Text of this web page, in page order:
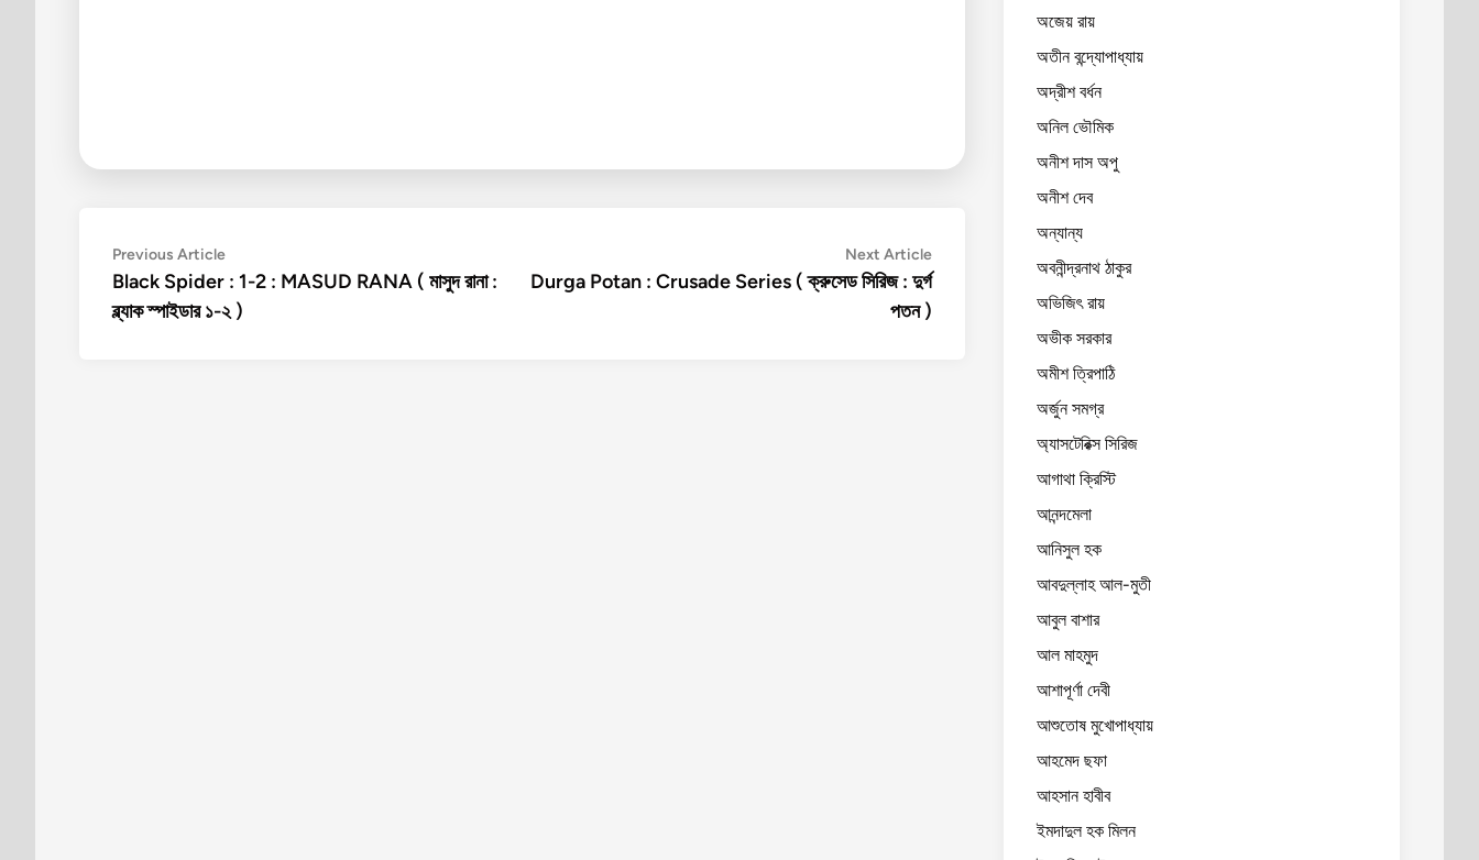
Post
navigation
Previous ArticlePrevious
article:
Black Spider : 1-2 : MASUD RANA ( মাসুদ রানা :
ব্ল্যাক স্পাইডার ১-২ )
Next ArticleNext
article:
Durga Potan : Crusade Series ( ক্রুসেড সিরিজ : দুর্গ
পতন )
অজেয় রায়
অতীন বন্দ্যোপাধ্যায়
অদ্রীশ বর্ধন
অনিল ভৌমিক
অনীশ দাস অপু
অনীশ দেব
অন্যান্য
অবনীন্দ্রনাথ ঠাকুর
অভিজিৎ রায়
অভীক সরকার
অমীশ ত্রিপাঠি
অর্জুন সমগ্র
অ্যাসটেরিক্স সিরিজ
আগাথা ক্রিস্টি
আনন্দমেলা
আনিসুল হক
আবদুল্লাহ আল-মুতী
আবুল বাশার
আল মাহমুদ
আশাপূর্ণা দেবী
আশুতোষ মুখোপাধ্যায়
আহমেদ ছফা
আহসান হাবীব
ইমদাদুল হক মিলন